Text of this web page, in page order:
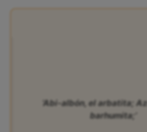
‘Abi-albón, el arbatita;
barhumita;’